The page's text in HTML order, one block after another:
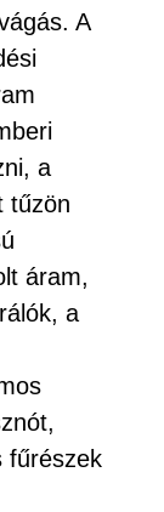
A
a
tűzön
áram,
a
fűrészek